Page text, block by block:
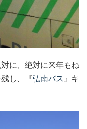
に、絶対に来年もね
し、『弘南バス 』キ